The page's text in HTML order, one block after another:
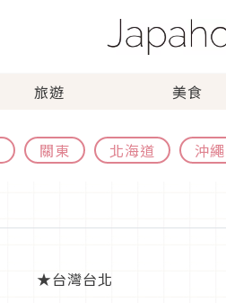
旅遊 美食
關東 北海道 沖繩
★台灣台北